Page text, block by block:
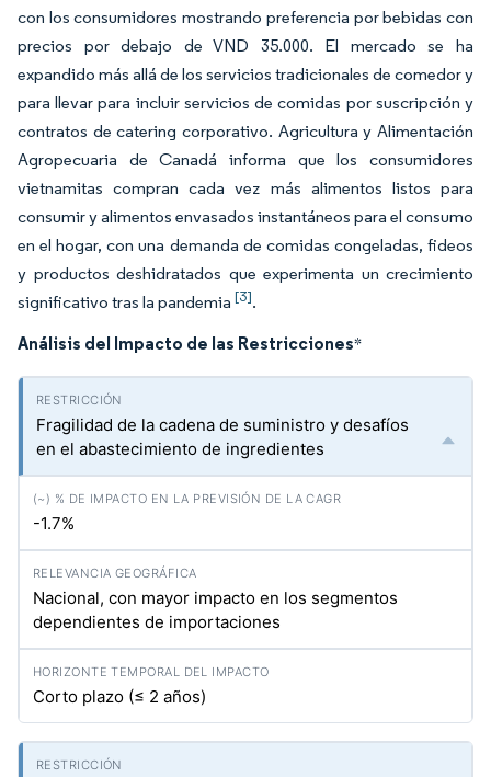
con los consumidores mostrando preferencia por bebidas con
precios por debajo de VND 35.000. El mercado se ha
expandido más allá de los servicios tradicionales de comedor y
para llevar para incluir servicios de comidas por suscripción y
contratos de catering corporativo. Agricultura y Alimentación
Agropecuaria de Canadá informa que los consumidores
vietnamitas compran cada vez más alimentos listos para
consumir y alimentos envasados instantáneos para el consumo
en el hogar, con una demanda de comidas congeladas, fideos
y productos deshidratados que experimenta un crecimiento
significativo tras la pandemia [3].
Análisis del Impacto de las Restricciones*
Fragilidad de la cadena de suministro y desafíos
en el abastecimiento de ingredientes
-1.7%
Nacional, con mayor impacto en los segmentos
dependientes de importaciones
Corto plazo (≤ 2 años)